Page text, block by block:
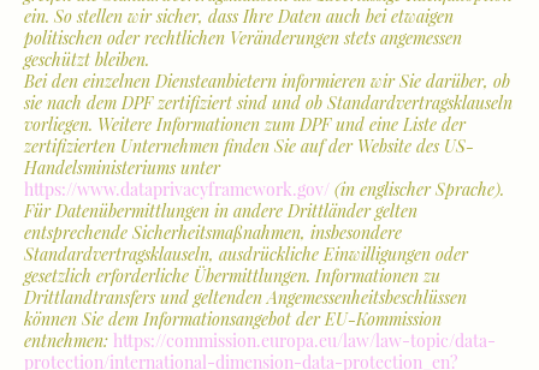
ein. So stellen wir sicher, dass Ihre Daten auch bei etwaigen
politischen oder rechtlichen Veränderungen stets angemessen
geschützt bleiben.
Bei den einzelnen Diensteanbietern informieren wir Sie darüber, ob
sie nach dem DPF zertifiziert sind und ob Standardvertragsklauseln
vorliegen. Weitere Informationen zum DPF und eine Liste der
zertifizierten Unternehmen finden Sie auf der Website des US-
Handelsministeriums unter
https://www.dataprivacyframework.gov/ (in englischer Sprache).
Für Datenübermittlungen in andere Drittländer gelten
entsprechende Sicherheitsmaßnahmen, insbesondere
Standardvertragsklauseln, ausdrückliche Einwilligungen oder
gesetzlich erforderliche Übermittlungen. Informationen zu
Drittlandtransfers und geltenden Angemessenheitsbeschlüssen
können Sie dem Informationsangebot der EU-Kommission
entnehmen: https://commission.europa.eu/law/law-topic/data-
protection/international-dimension-data-protection_en?